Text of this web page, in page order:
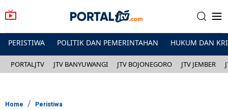
PERISTIWA POLITIK DAN PEMERINTAHAN HUKUM DAN
PORTALJTV JTV BANYUWANGI JTV BOJONEGORO JTV JEMBER
Home Peristiwa